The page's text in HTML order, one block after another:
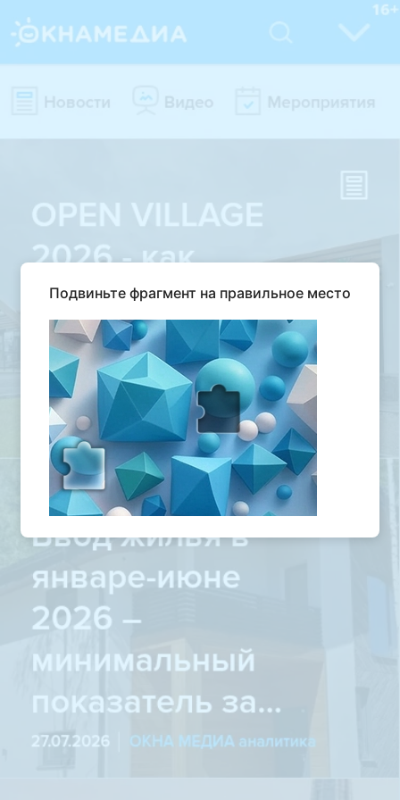
Подвиньте фрагмент на правильное место